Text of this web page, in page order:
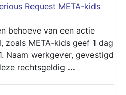
Request META-kids
behoeve van een actie
zoals META-kids geef 1 dag
Naam werkgever, gevestigd
rechtsgeldig ...